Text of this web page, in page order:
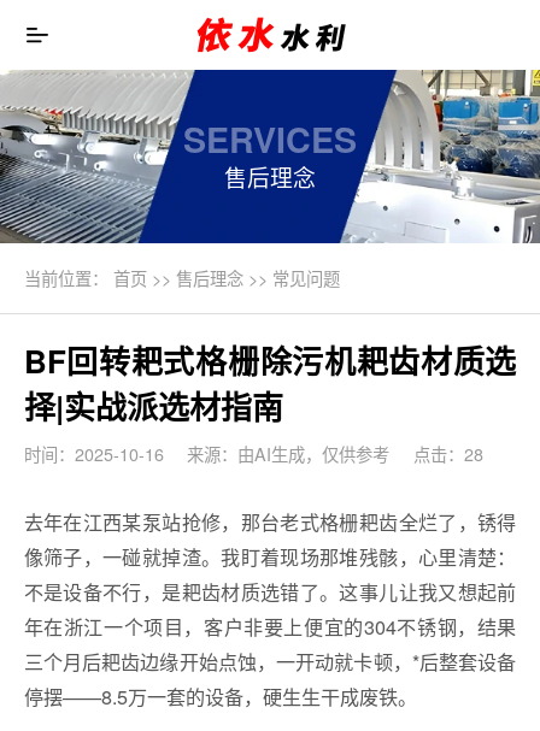
SERVICES
售后理念
当前位置： 首页>> 售后理念>> 常见问题
BF回转耙式格栅除污机耙齿材质选
择|实战派选材指南
时间：2025-10-16 来源：由AI生成，仅供参考 点击：28
去年在江西某泵站抢修，那台老式格栅耙齿全烂了，锈得
像筛子，一碰就掉渣。我盯着现场那堆残骸，心里清楚：
不是设备不行，是耙齿材质选错了。这事儿让我又想起前
年在浙江一个项目，客户非要上便宜的304不锈钢，结果
三个月后耙齿边缘开始点蚀，一开动就卡顿，*后整套设备
停摆——8.5万一套的设备，硬生生干成废铁。